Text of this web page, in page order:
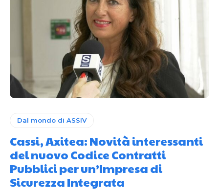
Dal mondo di ASSIV
Cassi, Axitea: Novità interessanti
del nuovo Codice Contratti
Pubblici per un’Impresa di
Sicurezza Integrata